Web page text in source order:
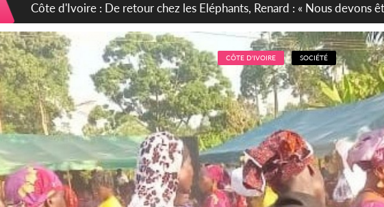
Côte d'Ivoire : 66e anniversaire de l'Indépendance, les Forces de
puissance et réaffirment leur engagement envers la Nation
CÔTE D'IVOIRE SOCIÉTÉ